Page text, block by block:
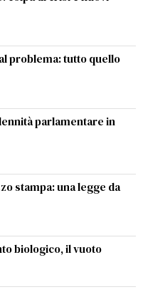
problema: tutto quello
parlamentare in
stampa: una legge da
biologico, il vuoto